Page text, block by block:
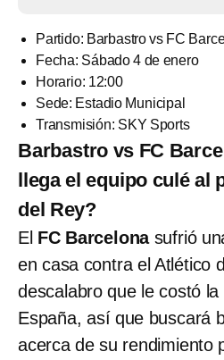
Partido: Barbastro vs FC
Fecha: Sábado 4 de enero
Horario: 12:00
Sede: Estadio Municipal
Transmisión: SKY Sports
Barbastro vs FC
llega el equipo culé al
del Rey?
El FC Barcelonasufrió
en casa contra el Atlético
descalabro que le costó
España, así que buscará
acerca de su rendimiento